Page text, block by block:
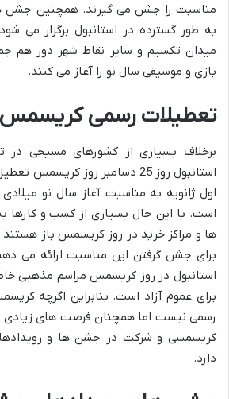
مناسبت را جشن می گیرند. همچنین جشن
به طور گسترده در استانبول برگزار می
میدان تکسیم و سایر نقاط شهر دور هم
بازی و موسیقی سال نو را آغاز می کنند.
تعطیلات رسمی کریسمس
برخلاف بسیاری از کشورهای مسیحی در
استانبول روز 25 دسامبر روز
اول ژانویه به مناسبت آغاز سال نو
است. با این حال بسیاری از کسب و کارها
ها و مراکز خرید در روز کریسمس باز هستند
برای جشن گرفتن این مناسبت ارائه می
استانبول در روز کریسمس مراسم مذهبی
برای عموم آزاد است. بنابراین اگرچه
رسمی نیست اما همچنان فرصت های زیادی
کریسمسی و شرکت در جشن ها و
دارد.